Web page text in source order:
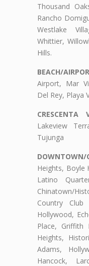
Thousand
Rancho
Westlake
Whittier,
Hills.
BEACH/
Airport, Mar
Del Rey, Playa
CRESCENTA
Lakeview
Tujunga
Heights, Boyle
Latino
Chinatown/
Country
Hollywood,
Place, Griffith
Heights,
Adams,
Hancock,